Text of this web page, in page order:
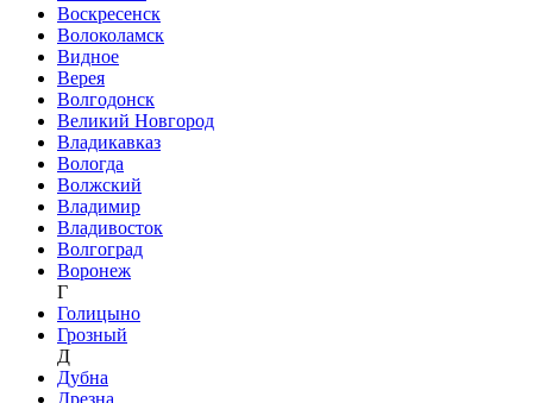
Воскресенск
Волоколамск
Видное
Верея
Волгодонск
Великий Новгород
Владикавказ
Вологда
Волжский
Владимир
Владивосток
Волгоград
Воронеж
Г
Голицыно
Грозный
Д
Дубна
Дрезна